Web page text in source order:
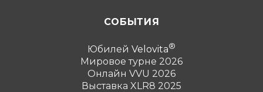
СОБЫТИЯ
Юбилей Velovita
Мировое турне 2026
Онлайн VVU 2026
Выставка XLR8 2025